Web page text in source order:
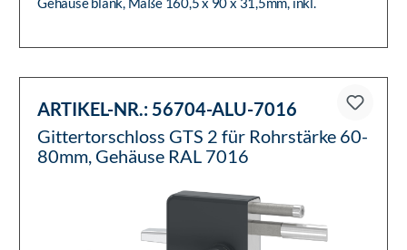
ARTIKEL-NR.: 56704-ALU-7016
Gittertorschloss GTS 2 für Rohrstärke 60-
80mm, Gehäuse RAL 7016